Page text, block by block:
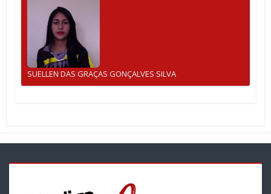
SUELLEN DAS GRAÇAS GONÇALVES SILVA